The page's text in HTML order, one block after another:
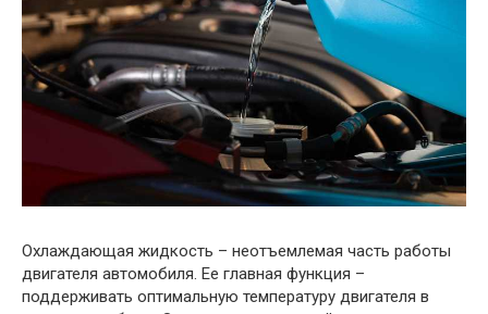
Охлаждающая жидкость – неотъемлемая часть работы
двигателя автомобиля. Ее главная функция –
поддерживать оптимальную температуру двигателя в